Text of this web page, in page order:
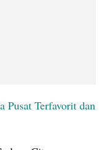
Pusat Terfavorit dan